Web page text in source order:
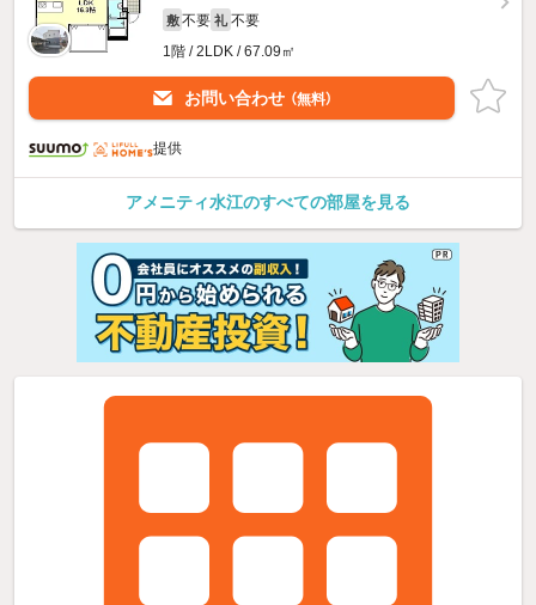
敷 不要 礼 不要
1階 / 2LDK / 67.09㎡
お問い合わせ （無料）
提供
アメニティ水江のすべての部屋を見る